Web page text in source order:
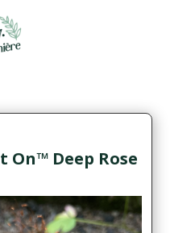
On™ Deep Rose